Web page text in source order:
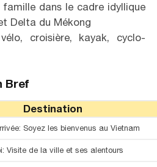
famille dans le cadre idyllique
Delta du Mékong
croisière, kayak, cyclo-
Bref
Destination
Soyez les bienvenus au Vietnam
Visite de la ville et ses alentours